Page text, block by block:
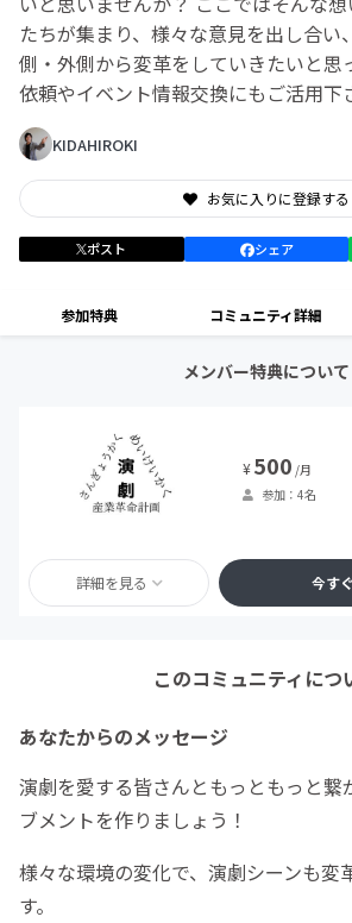
たちが集まり、様々な意見を出し合い
側・外側から変革をしていきたいと思
依頼やイベント情報交換にもご活用下
KIDAHIROKI
お気に入りに登録する
ポスト シェア
参加特典 コミュニティ詳細
メンバー特典について
¥500 /月
参加：4名
詳細を見る 今す
このコミュニティにつ
あなたからのメッセージ
演劇を愛する皆さんともっともっと繋
ブメントを作りましょう！
様々な環境の変化で、演劇シーンも変
す。